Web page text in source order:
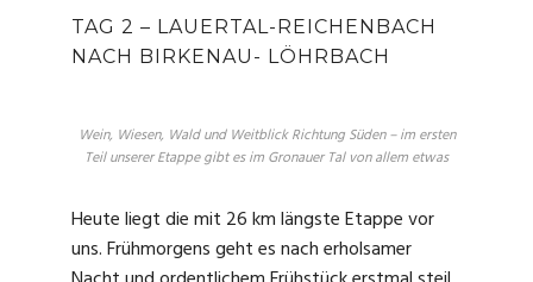
TAG 2 – LAUERTAL-REICHENBACH
NACH BIRKENAU- LÖHRBACH
Wein, Wiesen, Wald und Weitblick Richtung Süden – im ersten
Teil unserer Etappe gibt es im Gronauer Tal von allem etwas
Heute liegt die mit 26 km längste Etappe vor
uns. Frühmorgens geht es nach erholsamer